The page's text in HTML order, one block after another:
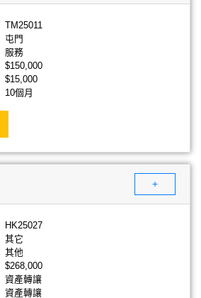
TM25011
屯門
服務
$150,000
$15,000
10個月
+
HK25027
其它
其他
$268,000
資產轉讓
資產轉讓